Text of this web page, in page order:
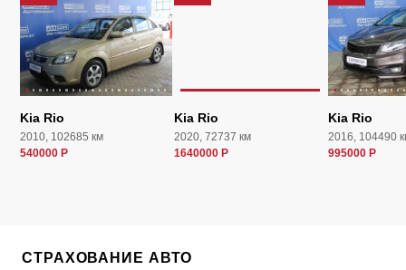
Kia Rio
2010, 102685 км
540000 Р
Kia Rio
2020, 72737 км
1640000 Р
Kia Rio
2016, 104490
995000 Р
СТРАХОВАНИЕ АВТО